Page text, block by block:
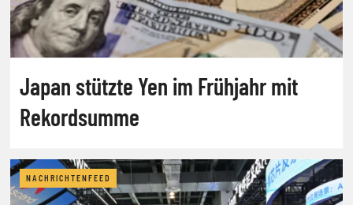
Japan stützte Yen im Frühjahr mit
Rekordsumme
NACHRICHTENFEED